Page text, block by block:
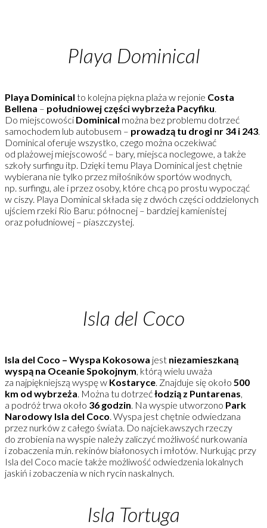
Playa Dominical
Playa Dominical to kolejna piękna plaża w rejonie Costa
Bellena – południowej części wybrzeża Pacyfiku.
Do miejscowości Dominical można bez problemu dotrzeć
samochodem lub autobusem – prowadzą tu drogi nr 34 i 243.
Dominical oferuje wszystko, czego można oczekiwać
od plażowej miejscowość – bary, miejsca noclegowe, a także
szkoły surfingu itp. Dzięki temu Playa Dominical jest chętnie
wybierana nie tylko przez miłośników sportów wodnych,
np. surfingu, ale i przez osoby, które chcą po prostu wypocząć
w ciszy. Playa Dominical składa się z dwóch części oddzielonych
ujściem rzeki Rio Baru: północnej – bardziej kamienistej
oraz południowej – piaszczystej.
Isla del Coco
Isla del Coco – Wyspa Kokosowa jest niezamieszkaną
wyspą na Oceanie Spokojnym, którą wielu uważa
za najpiękniejszą wyspę w Kostaryce. Znajduje się około 500
km od wybrzeża. Można tu dotrzećłodzią z Puntarenas,
a podróż trwa około 36 godzin. Na wyspie utworzono Park
Narodowy Isla del Coco. Wyspa jest chętnie odwiedzana
przez nurków z całego świata. Do najciekawszych rzeczy
do zrobienia na wyspie należy zaliczyć możliwość nurkowania
i zobaczenia m.in. rekinów białonosych i młotów. Nurkując przy
Isla del Coco macie także możliwość odwiedzenia lokalnych
jaskiń i zobaczenia w nich rycin naskalnych.
Isla Tortuga